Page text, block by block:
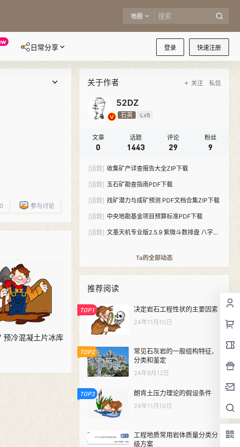
地圈
登录 快速注册
日常分享
0 参与讨论
冷混凝土片冰库
关于作者 关注 私信
52DZ
石英 Lv5
文章
0
话题
1443
评论
29
粉丝
9
[话题] 收集矿产详查报告大全ZIP下载
[话题] 玉石矿勘查指南PDF下载
[话题] 找矿潜力与成矿预测 PDF文档合集ZIP下载
[话题] 中央地勘基金项目预算标准PDF下载
[话题] 文墨天机专业版2.5.9 紫微斗数排盘 八字算
Ta的全部动态
推荐阅读
TOP1 决定岩石工程性状的主要因素
24年11月10日
TOP2
常见石灰岩的一般组构特征、
分类和鉴定
24年8月12日
TOP3 朗肯土压力理论的假设条件
24年11月10日
工程地质常用岩体质量分类分
级方案